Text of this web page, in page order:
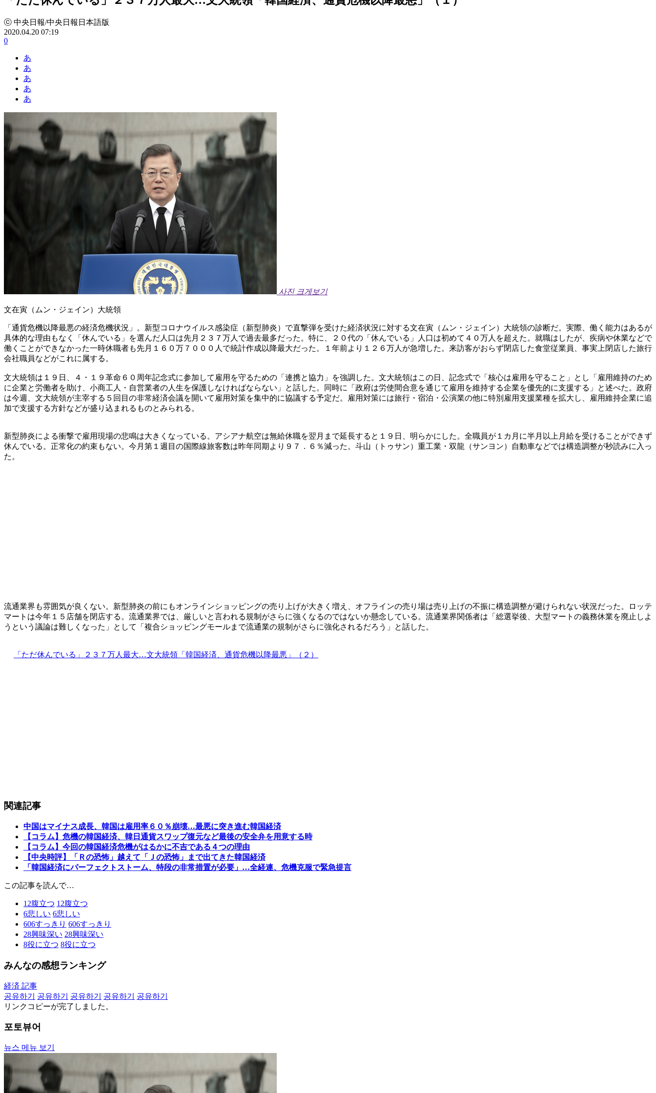
ⓒ 中央日報/中央日報日本語版
2020.04.20 07:19
0
あ
あ
あ
あ
あ
사진 크게보기
文在寅（ムン・ジェイン）大統領
「通貨危機以降最悪の経済危機状況」。新型コロナウイルス感染症（新型肺炎）で直撃弾を受けた経済状況に対する文在寅（ムン・ジェイン）大統領の診断だ。実際、働く能力はあるが
具体的な理由もなく「休んでいる」を選んだ人口は先月２３７万人で過去最多だった。特に、２０代の「休んでいる」人口は初めて４０万人を超えた。就職はしたが、疾病や休業などで
働くことができなかった一時休職者も先月１６０万７０００人で統計作成以降最大だった。１年前より１２６万人が急増した。来訪客がおらず閉店した食堂従業員、事実上閉店した旅行
会社職員などがこれに属する。
文大統領は１９日、４・１９革命６０周年記念式に参加して雇用を守るための「連携と協力」を強調した。文大統領はこの日、記念式で「核心は雇用を守ること」とし「雇用維持のため
に企業と労働者を助け、小商工人・自営業者の人生を保護しなければならない」と話した。同時に「政府は労使間合意を通じて雇用を維持する企業を優先的に支援する」と述べた。政府
は今週、文大統領が主宰する５回目の非常経済会議を開いて雇用対策を集中的に協議する予定だ。雇用対策には旅行・宿泊・公演業の他に特別雇用支援業種を拡大し、雇用維持企業に追
加で支援する方針などが盛り込まれるものとみられる。
新型肺炎による衝撃で雇用現場の悲鳴は大きくなっている。アシアナ航空は無給休職を翌月まで延長すると１９日、明らかにした。全職員が１カ月に半月以上月給を受けることができず
休んでいる。正常化の約束もない。今月第１週目の国際線旅客数は昨年同期より９７．６％減った。斗山（トゥサン）重工業・双龍（サンヨン）自動車などでは構造調整が秒読みに入っ
た。
流通業界も雰囲気が良くない。新型肺炎の前にもオンラインショッピングの売り上げが大きく増え、オフラインの売り場は売り上げの不振に構造調整が避けられない状況だった。ロッテ
マートは今年１５店舗を閉店する。流通業界では、厳しいと言われる規制がさらに強くなるのではないか懸念している。流通業界関係者は「総選挙後、大型マートの義務休業を廃止しよ
うという議論は難しくなった」として「複合ショッピングモールまで流通業の規制がさらに強化されるだろう」と話した。
「ただ休んでいる」２３７万人最大…文大統領「韓国経済、通貨危機以降最悪」（２）
関連記事
中国はマイナス成長、韓国は雇用率６０％崩壊…最悪に突き進む韓国経済
【コラム】危機の韓国経済、韓日通貨スワップ復元など最後の安全弁を用意する時
【コラム】今回の韓国経済危機がはるかに不吉である４つの理由
【中央時評】「Ｒの恐怖」越えて「Ｊの恐怖」まで出てきた韓国経済
「韓国経済にパーフェクトストーム、特段の非常措置が必要」…全経連、危機克服で緊急提言
この記事を読んで…
12腹立つ 12腹立つ
6悲しい 6悲しい
606すっきり 606すっきり
28興味深い 28興味深い
8役に立つ 8役に立つ
みんなの感想ランキング
経済 記事
공유하기
공유하기 공유하기 공유하기
공유하기
リンクコピーが完了しました。
포토뷰어
뉴스 메뉴 보기